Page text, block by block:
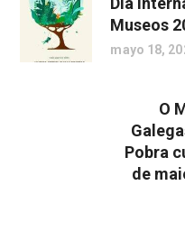
Museos
mayo 18,
O
Pobra
de